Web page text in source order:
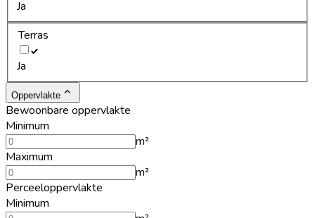
Ja
Terras
Ja
Oppervlakte
Bewoonbare oppervlakte
Minimum
m²
Maximum
m²
Perceeloppervlakte
Minimum